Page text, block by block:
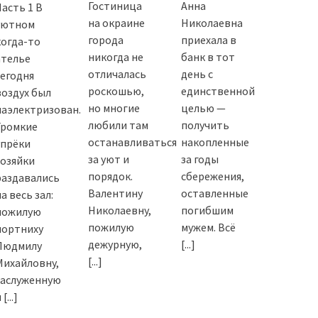
1 В
то
был
весь зал:
[...]
Гостиница
на окраине
города
никогда не
отличалась
роскошью,
но многие
любили там
останавливаться
за уют и
порядок.
Валентину
Николаевну,
пожилую
дежурную,
[...]
Анна
Николаевна
приехала в
банк в тот
день с
единственной
целью —
получить
накопленные
за годы
сбережения,
оставленные
погибшим
мужем. Всё
[...]